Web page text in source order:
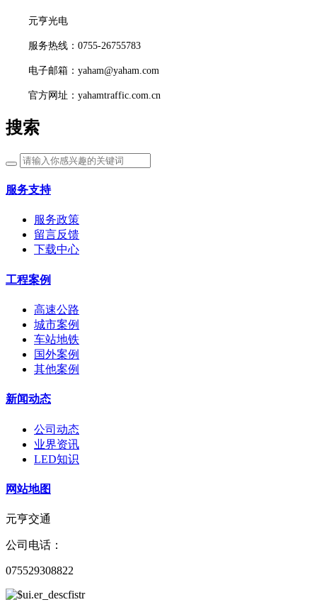
元亨光电
服务热线：0755-26755783
电子邮箱：yaham@yaham.com
官方网址：yahamtraffic.com.cn
搜索
服务支持
服务政策
留言反馈
下载中心
工程案例
高速公路
城市案例
车站地铁
国外案例
其他案例
新闻动态
公司动态
业界资讯
LED知识
网站地图
元亨交通
公司电话：
075529308822